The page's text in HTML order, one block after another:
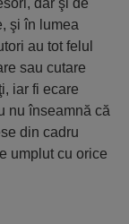
dar şi de
şi în lumea
au tot felul
sau cutare
iar fi ecare
nu înseamnă că
din cadru
umplut cu orice